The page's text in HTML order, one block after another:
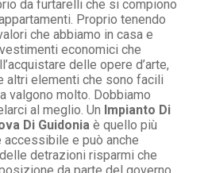
da furtarelli che si compiono
Proprio tenendo
che abbiamo in casa e
economici che
delle opere d’arte,
altri elementi che sono facili
valgono molto. Dobbiamo
al meglio. Un Impianto Di
Di Guidonia è quello più
e può anche
detrazioni risparmi che
da parte del governo.